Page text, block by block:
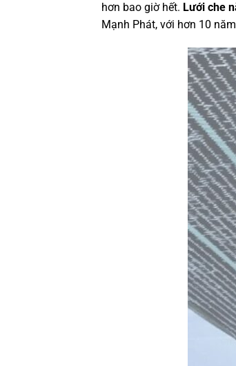
hơn bao giờ hết. Lưới che
Mạnh Phát, với hơn 10